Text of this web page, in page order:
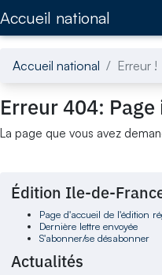
Accueil national
Accueil national Erreur !
Erreur 404:
La page que vous avez
Édition Ile-de-
Page d'accueil de l'édition
Dernière lettre envoyée
S'abonner/se désabonner
Actualités